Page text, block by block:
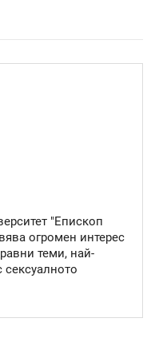
"Епископ
огромен интерес
теми, най-
сексуалното